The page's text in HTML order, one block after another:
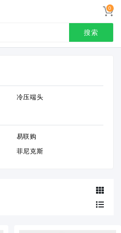
0
搜索
冷压端头
易联购
菲尼克斯